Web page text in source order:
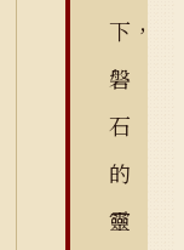
下，
磐
石
的
靈